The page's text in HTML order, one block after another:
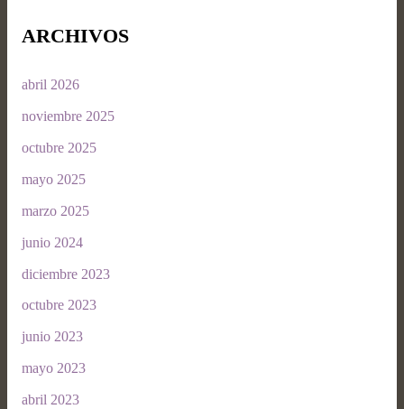
ARCHIVOS
abril 2026
noviembre 2025
octubre 2025
mayo 2025
marzo 2025
junio 2024
diciembre 2023
octubre 2023
junio 2023
mayo 2023
abril 2023